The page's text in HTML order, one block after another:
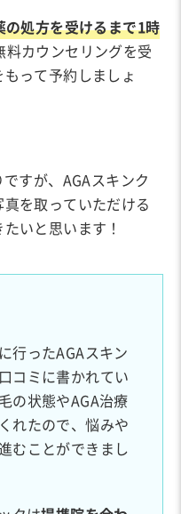
の処方を受けるまで1時
料カウンセリングを受
って予約しましょ
すが、AGAスキンク
を取っていただける
いと思います！
行ったAGAスキン
コミに書かれてい
の状態やAGA治療
れたので、悩みや
むことができまし